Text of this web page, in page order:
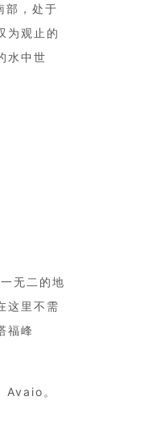
部，处于
为观止的
水中世
无二的地
这里不需
福峰
Avaio。